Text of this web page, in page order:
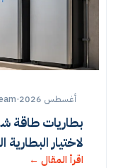
أغسطس 2026 ·
بطاريات طاقة
لاختيار
اقرأ المقال ←